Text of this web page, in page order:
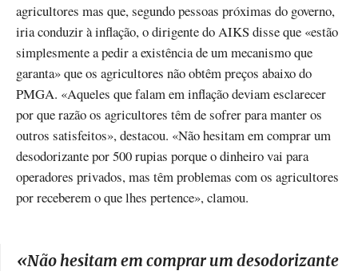
agricultores mas que, segundo pessoas próximas do governo,
iria conduzir à inflação, o dirigente do AIKS disse que «estão
simplesmente a pedir a existência de um mecanismo que
garanta» que os agricultores não obtêm preços abaixo do
PMGA. «Aqueles que falam em inflação deviam esclarecer
por que razão os agricultores têm de sofrer para manter os
outros satisfeitos», destacou. «Não hesitam em comprar um
desodorizante por 500 rupias porque o dinheiro vai para
operadores privados, mas têm problemas com os agricultores
por receberem o que lhes pertence», clamou.
«Não hesitam em comprar um desodorizante